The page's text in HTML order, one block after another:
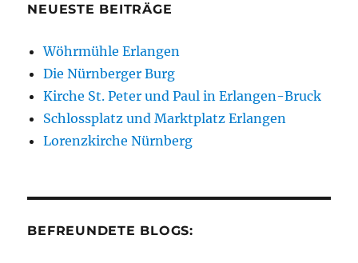
NEUESTE BEITRÄGE
Wöhrmühle Erlangen
Die Nürnberger Burg
Kirche St. Peter und Paul in Erlangen-Bruck
Schlossplatz und Marktplatz Erlangen
Lorenzkirche Nürnberg
BEFREUNDETE BLOGS: